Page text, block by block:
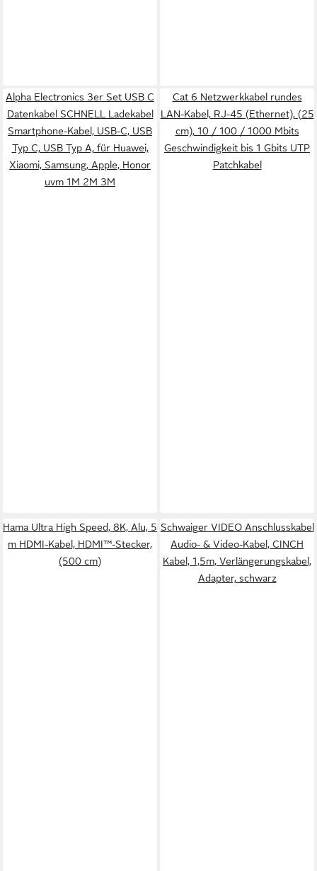
Alpha Electronics 3er Set USB C
Datenkabel SCHNELL Ladekabel
Smartphone-Kabel, USB-C, USB
Typ C, USB Typ A, für Huawei,
Xiaomi, Samsung, Apple, Honor
uvm 1M 2M 3M
Cat 6 Netzwerkkabel rundes
LAN-Kabel, RJ-45 (Ethernet), (25
cm), 10 / 100 / 1000 Mbits
Geschwindigkeit bis 1 Gbits UTP
Patchkabel
Hama Ultra High Speed, 8K, Alu, 5
m HDMI-Kabel, HDMI™-Stecker,
(500 cm)
Schwaiger VIDEO Anschlusskabel
Audio- & Video-Kabel, CINCH
Kabel, 1,5m, Verlängerungskabel,
Adapter, schwarz